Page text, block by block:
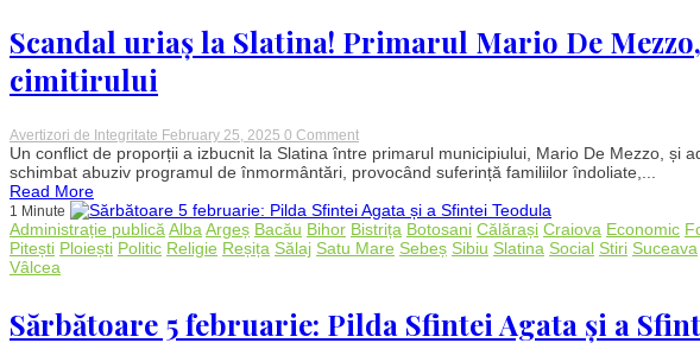
de
12
de
DIICOT
Ploiești
Scandal uriaș la Slatina! Primarul Mario De
cimitirului
Avertizori de Integritate February 25, 2025 0 Commenton
Scandal
uriaș
Slatina!
Primarul
Mario
De
la
adresa
Un conflict de proporții a izbucnit la Slatina între primarul municipiului, Mario De Mezzo, și
schimbat abuziv programul de înmormântări, provocând suferință familiilor îndoliate,...
Read More
1 Minute
Administrație publicăAlbaArgeș Bacău Bihor Bistrița Botosani Călărași Craiova Economic
Pitești Ploiești Politic Religie Reșița Sălaj Satu Mare Sebeș Sibiu Slatina Social Stiri Suceava
Vâlcea
Sărbătoare 5 februarie: Pilda Sfintei Agata și a